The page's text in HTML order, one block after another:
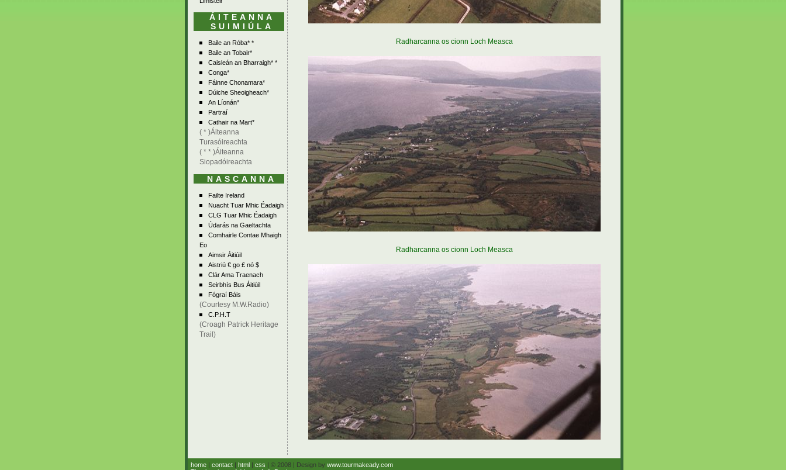
ÁITEANNA
SUIMIÚLA
Baile an Róba* *
Baile an Tobair*
Caisleán an Bharraigh* *
Conga*
Fáinne Chonamara*
Dúiche Sheoigheach*
An Líonán*
Partraí
Cathair na Mart*
( * )Áiteanna
Turasóireachta
( * * )Áiteanna
Siopadóireachta
NASCANNA
Failte Ireland
Nuacht Tuar Mhic Éadaigh
CLG Tuar Mhic Éadaigh
Údarás na Gaeltachta
Comhairle Contae Mhaigh
Eo
Aimsir Áitiúil
Aistriú € go £ nó $
Clár Ama Traenach
Seirbhís Bus Áitiúil
Fógraí Báis
(Courtesy M.W.Radio)
C.P.H.T
(Croagh Patrick Heritage
Trail)
Radharcanna os cionn Loch Measca
Radharcanna os cionn Loch Measca
home | contact | html | css | © 2008 | Design by www.tourmakeady.com